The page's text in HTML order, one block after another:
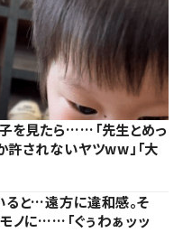
を見たら……「先生とめっ
許されないヤツww」「大
と…遠方に違和感。そ
ノに……「ぐぅわぁッッ